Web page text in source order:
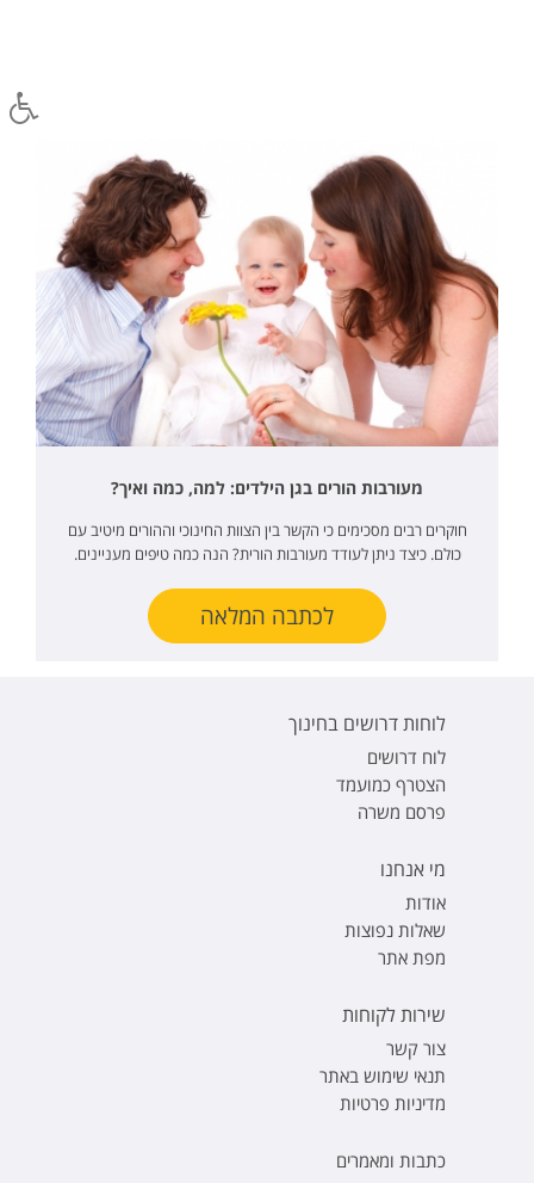
מעורבות הורים בגן הילדים: למה, כמה ואיך?
חוקרים רבים מסכימים כי הקשר בין הצוות החינוכי וההורים מיטיב עם
כולם. כיצד ניתן לעודד מעורבות הורית? הנה כמה טיפים מעניינים.
לכתבה המלאה
לוחות דרושים בחינוך
לוח דרושים
הצטרף כמועמד
פרסם משרה
מי אנחנו
אודות
שאלות נפוצות
מפת אתר
שירות לקוחות
צור קשר
תנאי שימוש באתר
מדיניות פרטיות
כתבות ומאמרים